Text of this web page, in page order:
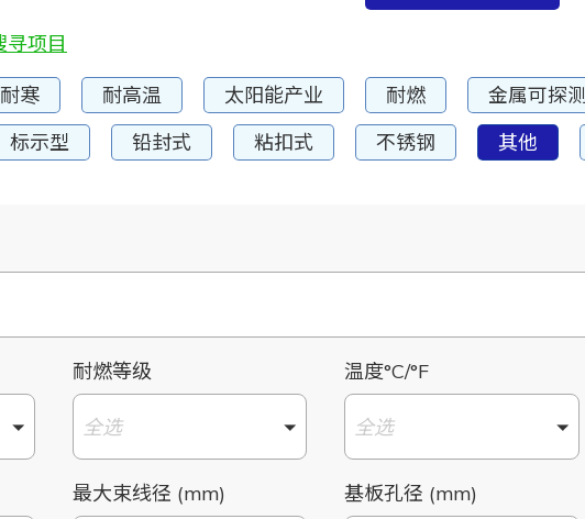
项目
耐寒 耐高温 太阳能产业 耐燃 金属可探测
标示型 铅封式 粘扣式 不锈钢 其他
耐燃等级
全选
温度°C/°F
全选
最大束线径 (mm) 基板孔径 (mm)